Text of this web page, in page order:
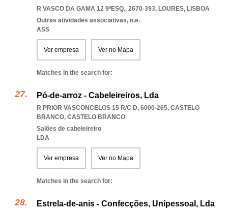
R VASCO DA GAMA 12 9ºESQ., 2670-393, LOURES, LISBOA
Outras atividades associativas, n.e.
ASS
Ver empresa Ver no Mapa
Matches in the search for:
Pó-de-arroz - Cabeleireiros, Lda
R PRIOR VASCONCELOS 15 R/C D, 6000-265, CASTELO
BRANCO, CASTELO BRANCO
Salões de cabeleireiro
LDA
Ver empresa Ver no Mapa
Matches in the search for:
Estrela-de-anis - Confecções, Unipessoal, Lda